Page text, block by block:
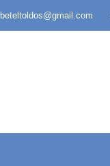
beteltoldos@gmail.com